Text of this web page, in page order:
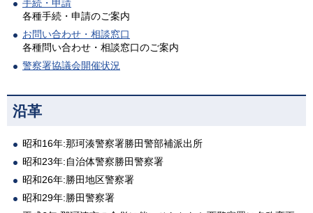
手続・申請
各種手続・申請のご案内
お問い合わせ・相談窓口
各種問い合わせ・相談窓口のご案内
警察署協議会開催状況
沿革
昭和16年:那珂湊警察署勝田警部補派出所
昭和23年:自治体警察勝田警察署
昭和26年:勝田地区警察署
昭和29年:勝田警察署